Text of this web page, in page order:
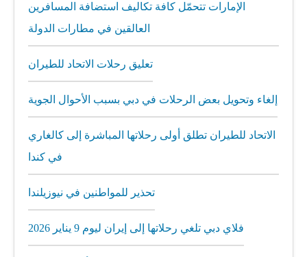
الإمارات تتحمّل كافة تكاليف استضافة المسافرين
العالقين في مطارات الدولة
تعليق رحلات الاتحاد للطيران
إلغاء وتحويل بعض الرحلات في دبي بسبب الأحوال الجوية
الاتحاد للطيران تطلق أولى رحلاتها المباشرة إلى كالغاري
في كندا
تحذير للمواطنين في نيوزيلندا
فلاي دبي تلغي رحلاتها إلى إيران ليوم 9 يناير 2026